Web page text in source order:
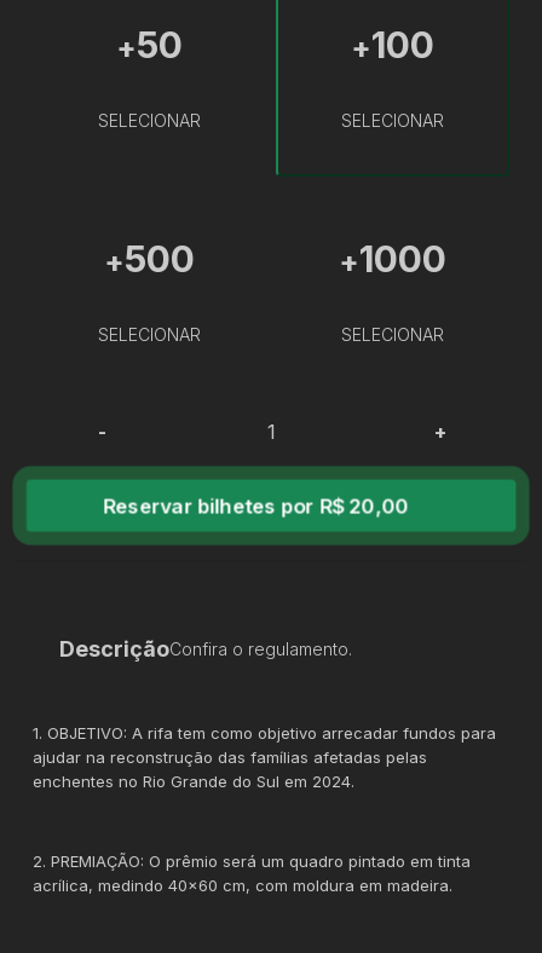
+50
SELECIONAR
+100
SELECIONAR
+500
SELECIONAR
+1000
SELECIONAR
- +
Reservar bilhetes por R$ 20,00
DescriçãoConfira o regulamento.
1. OBJETIVO: A rifa tem como objetivo arrecadar fundos para
ajudar na reconstrução das famílias afetadas pelas
enchentes no Rio Grande do Sul em 2024.
2. PREMIAÇÃO: O prêmio será um quadro pintado em tinta
acrílica, medindo 40x60 cm, com moldura em madeira.